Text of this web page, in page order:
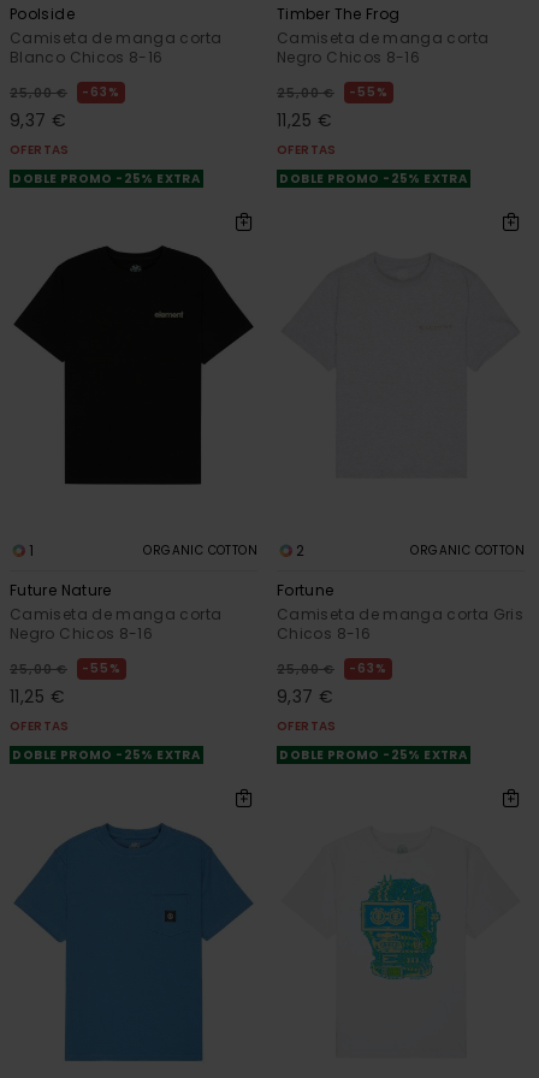
Poolside
Camiseta de manga corta
Blanco Chicos 8-16
25,00 € 63%
9,37 €
OFERTAS
DOBLE PROMO -25% EXTRA
Timber The Frog
Camiseta de manga corta
Negro Chicos 8-16
25,00 € 55%
11,25 €
OFERTAS
DOBLE PROMO -25% EXTRA
1 ORGANIC COTTON
Future Nature
Camiseta de manga corta
Negro Chicos 8-16
25,00 € 55%
11,25 €
OFERTAS
DOBLE PROMO -25% EXTRA
2 ORGANIC COTTON
Fortune
Camiseta de manga corta Gris
Chicos 8-16
25,00 € 63%
9,37 €
OFERTAS
DOBLE PROMO -25% EXTRA